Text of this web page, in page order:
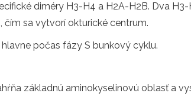
diméry H3-H4 a H2A-H2B. Dva
čím sa vytvorí okturické centrum.
počas fázy S bunkový cyklu.
základnú aminokyselinovú oblasť a